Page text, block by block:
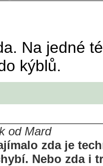
Na jedné
kýblů.
od Mard
zda je
Nebo zda i